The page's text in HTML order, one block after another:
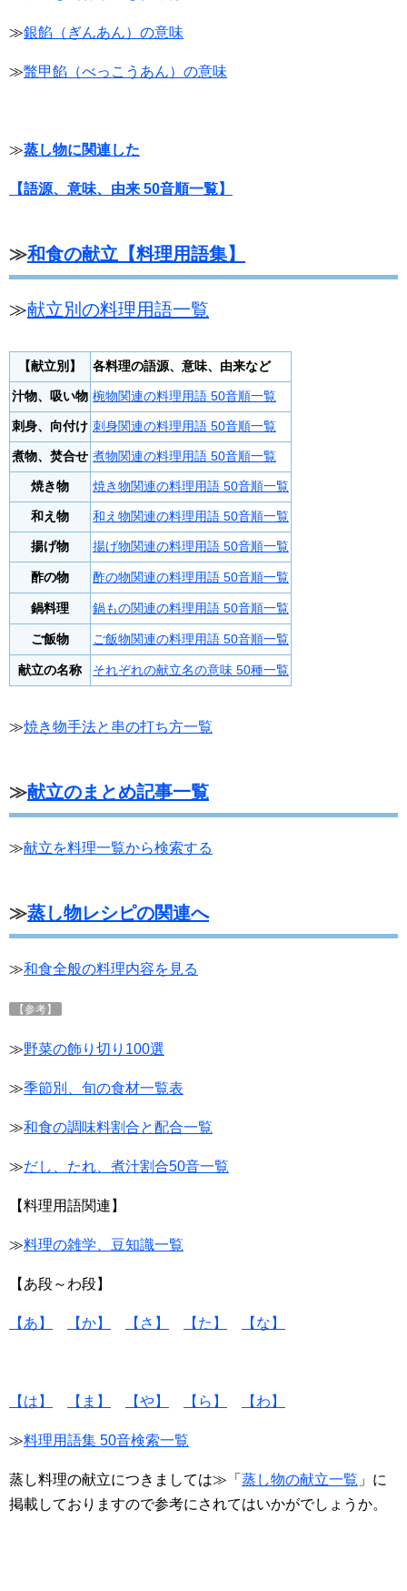
≫銀餡（ぎんあん）の意味
≫鼈甲餡（べっこうあん）の意味
≫蒸し物に関連した
【語源、意味、由来 50音順一覧】
≫和食の献立【料理用語集】
≫献立別の料理用語一覧
【献立別】 各料理の語源、意味、由来など
汁物、吸い物 椀物関連の料理用語 50音順一覧
刺身、向付け 刺身関連の料理用語 50音順一覧
煮物、焚合せ 煮物関連の料理用語 50音順一覧
焼き物 焼き物関連の料理用語 50音順一覧
和え物 和え物関連の料理用語 50音順一覧
揚げ物 揚げ物関連の料理用語 50音順一覧
酢の物 酢の物関連の料理用語 50音順一覧
鍋料理 鍋もの関連の料理用語 50音順一覧
ご飯物 ご飯物関連の料理用語 50音順一覧
献立の名称 それぞれの献立名の意味 50種一覧
≫焼き物手法と串の打ち方一覧
≫献立のまとめ記事一覧
≫献立を料理一覧から検索する
≫蒸し物レシピの関連へ
≫和食全般の料理内容を見る
【参考】
≫野菜の飾り切り100選
≫季節別、旬の食材一覧表
≫和食の調味料割合と配合一覧
≫だし、たれ、煮汁割合50音一覧
【料理用語関連】
≫料理の雑学、豆知識一覧
【あ段～わ段】
【あ】 【か】 【さ】 【た】 【な】
【は】 【ま】 【や】 【ら】 【わ】
≫料理用語集 50音検索一覧
蒸し料理の献立につきましては≫「 蒸し物の献立一覧 」に
掲載しておりますので参考にされてはいかがでしょうか。